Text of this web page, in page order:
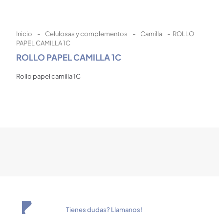
Inicio - Celulosas y complementos - Camilla - ROLLO
PAPEL CAMILLA 1C
ROLLO PAPEL CAMILLA 1C
Rollo papel camilla 1C
Tienes dudas? Llamanos!